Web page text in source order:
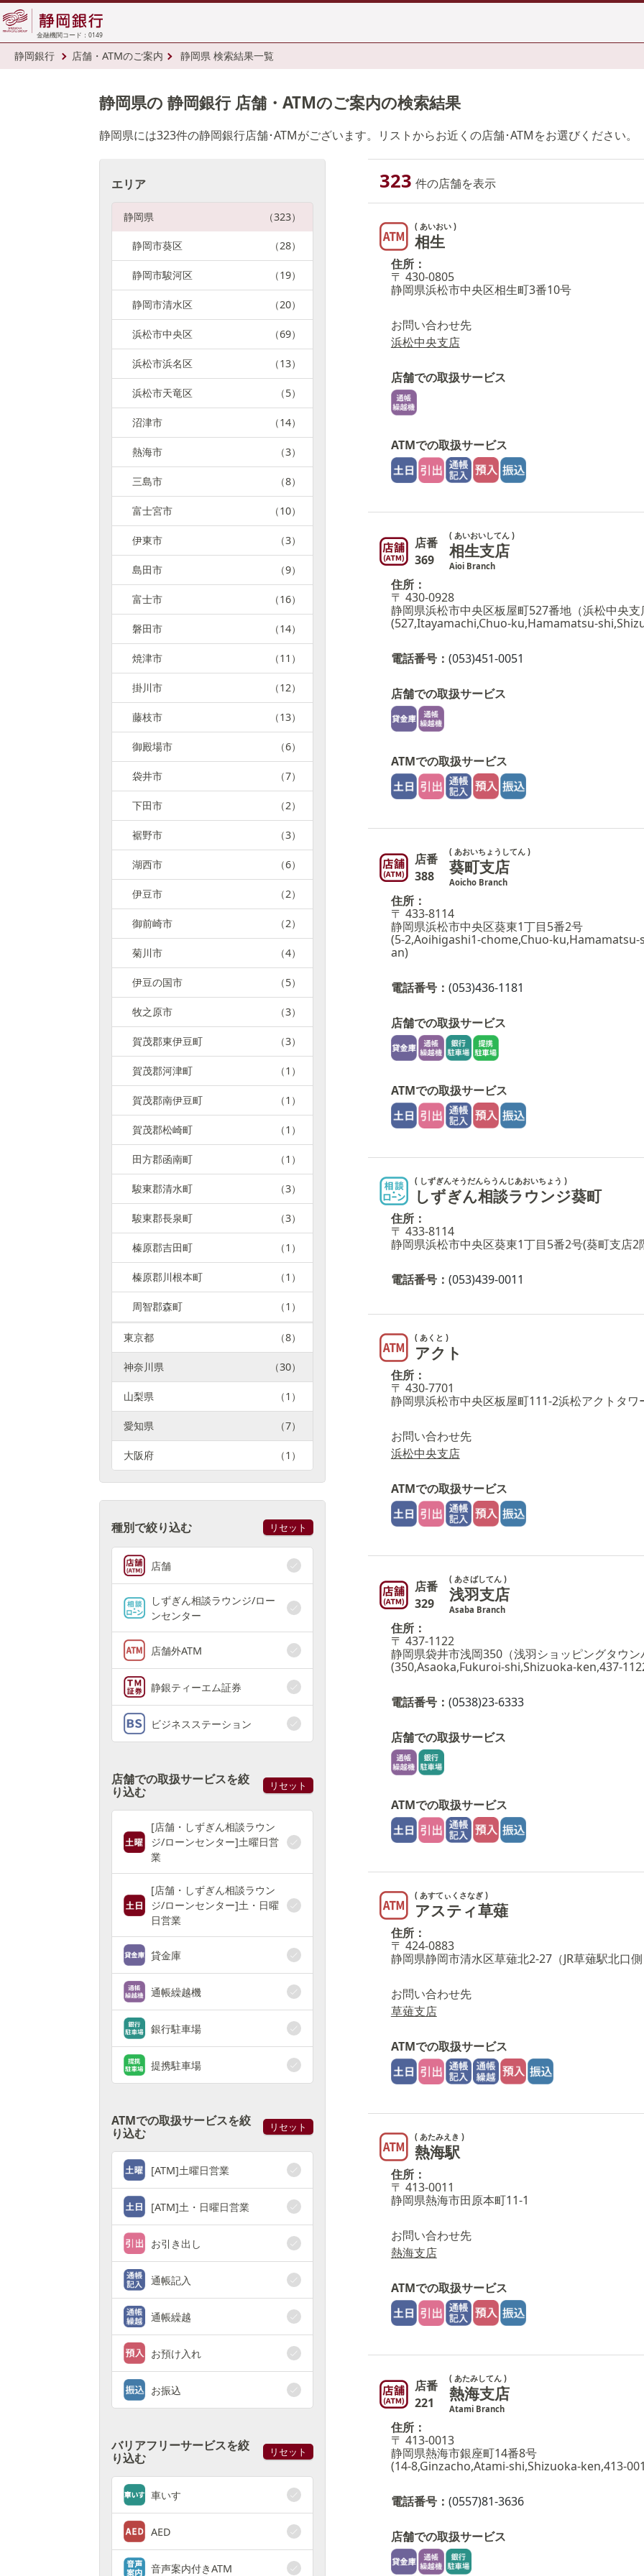
金融機関コード：0149
静岡銀行 店舗・ATMのご案内 静岡県 検索結果一覧
静岡県の 静岡銀行 店舗・ATMのご案内の検索結果
静岡県には323件の静岡銀行店舗･ATMがございます。リストからお近くの店舗･ATMをお選びください。
エリア
静岡県 （323）
静岡市葵区 （28）
静岡市駿河区 （19）
静岡市清水区 （20）
浜松市中央区 （69）
浜松市浜名区 （13）
浜松市天竜区 （5）
沼津市 （14）
熱海市 （3）
三島市 （8）
富士宮市 （10）
伊東市 （3）
島田市 （9）
富士市 （16）
磐田市 （14）
焼津市 （11）
掛川市 （12）
藤枝市 （13）
御殿場市 （6）
袋井市 （7）
下田市 （2）
裾野市 （3）
湖西市 （6）
伊豆市 （2）
御前崎市 （2）
菊川市 （4）
伊豆の国市 （5）
牧之原市 （3）
賀茂郡東伊豆町 （3）
賀茂郡河津町 （1）
賀茂郡南伊豆町 （1）
賀茂郡松崎町 （1）
田方郡函南町 （1）
駿東郡清水町 （3）
駿東郡長泉町 （3）
榛原郡吉田町 （1）
榛原郡川根本町 （1）
周智郡森町 （1）
東京都 （8）
神奈川県 （30）
山梨県 （1）
愛知県 （7）
大阪府 （1）
種別で絞り込む リセット
店舗
しずぎん相談ラウンジ/ロー
ンセンター
店舗外ATM
静銀ティーエム証券
ビジネスステーション
店舗での取扱サービスを絞
り込む
リセット
[店舗・しずぎん相談ラウン
ジ/ローンセンター]土曜日営
業
[店舗・しずぎん相談ラウン
ジ/ローンセンター]土・日曜
日営業
貸金庫
通帳繰越機
銀行駐車場
提携駐車場
ATMでの取扱サービスを絞
り込む
リセット
[ATM]土曜日営業
[ATM]土・日曜日営業
お引き出し
通帳記入
通帳繰越
お預け入れ
お振込
バリアフリーサービスを絞
り込む
リセット
車いす
AED
音声案内付きATM
323 件の店舗を表示
( あいおい )
相生
住所：
〒 430-0805
静岡県浜松市中央区相生町3番10号
お問い合わせ先
浜松中央支店
店舗での取扱サービス
ATMでの取扱サービス
店番
369
( あいおいしてん )
相生支店
Aioi Branch
住所：
〒 430-0928
静岡県浜松市中央区板屋町527番地（浜松中央支
(527,Itayamachi,Chuo-ku,Hamamatsu-
電話番号： (053)451-0051
店舗での取扱サービス
ATMでの取扱サービス
店番
388
( あおいちょうしてん )
葵町支店
Aoicho Branch
住所：
〒 433-8114
静岡県浜松市中央区葵東1丁目5番2号
(5-2,Aoihigashi1-chome,Chuo-ku,Hamamatsu-
an)
電話番号： (053)436-1181
店舗での取扱サービス
ATMでの取扱サービス
( しずぎんそうだんらうんじあおいちょう )
しずぎん相談ラウンジ葵町
住所：
〒 433-8114
静岡県浜松市中央区葵東1丁目5番2号(葵町支店2
電話番号： (053)439-0011
( あくと )
アクト
住所：
〒 430-7701
静岡県浜松市中央区板屋町111-2浜松アクトタワ
お問い合わせ先
浜松中央支店
ATMでの取扱サービス
店番
329
( あさばしてん )
浅羽支店
Asaba Branch
住所：
〒 437-1122
静岡県袋井市浅岡350（浅羽ショッピングタウ
(350,Asaoka,Fukuroi-shi,Shizuoka-ken,437-
電話番号： (0538)23-6333
店舗での取扱サービス
ATMでの取扱サービス
( あすてぃくさなぎ )
アスティ草薙
住所：
〒 424-0883
静岡県静岡市清水区草薙北2-27（JR草薙駅北口
お問い合わせ先
草薙支店
ATMでの取扱サービス
( あたみえき )
熱海駅
住所：
〒 413-0011
静岡県熱海市田原本町11-1
お問い合わせ先
熱海支店
ATMでの取扱サービス
店番
221
( あたみしてん )
熱海支店
Atami Branch
住所：
〒 413-0013
静岡県熱海市銀座町14番8号
(14-8,Ginzacho,Atami-shi,Shizuoka-ken,413-
電話番号： (0557)81-3636
店舗での取扱サービス